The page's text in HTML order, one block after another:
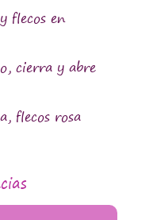
flecos en
cierra y abre
flecos rosa